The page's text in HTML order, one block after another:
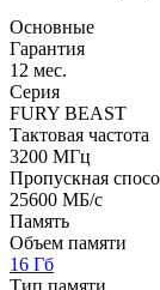
Основные
Гарантия
12 мес.
Серия
FURY BEAST
Тактовая частота
3200 МГц
Пропускная
25600 МБ/с
Память
Объем памяти
16 Гб
Тип памяти